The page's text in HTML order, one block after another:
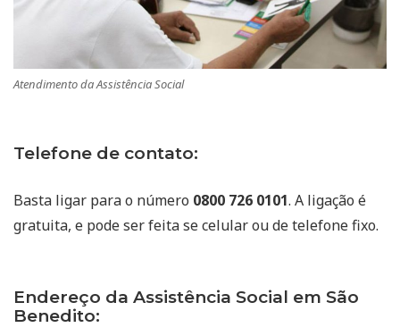
Atendimento da Assistência Social
Telefone de contato:
Basta ligar para o número 0800 726 0101. A ligação é
gratuita, e pode ser feita se celular ou de telefone fixo.
Endereço da Assistência Social em São
Benedito: